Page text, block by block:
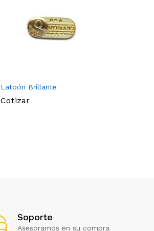
Latoón Brillante
Cotizar
Soporte
Asesoramos en su compra